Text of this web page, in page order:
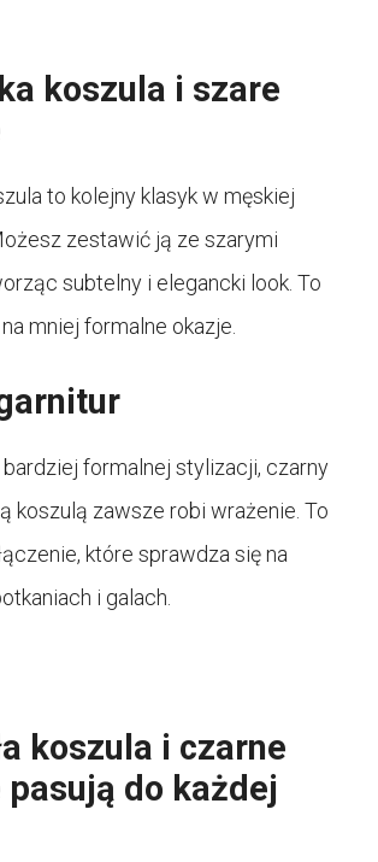
koszula i szare
to kolejny klasyk w męskiej
zestawić ją ze szarymi
subtelny i elegancki look. To
mniej formalne okazje.
formalnej stylizacji, czarny
koszulą zawsze robi wrażenie. To
które sprawdza się na
i galach.
koszula i czarne
do każdej